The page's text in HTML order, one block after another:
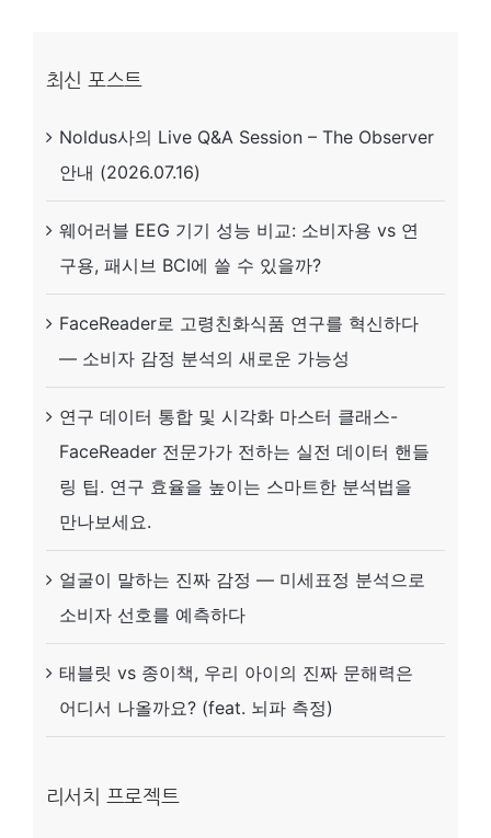
제
‘뇌
간
증
명
하
세
요.
최신 포스트
Noldus사의 Live Q&A Session – The Observer
안내 (2026.07.16)
웨어러블 EEG 기기 성능 비교: 소비자용 vs 연
구용, 패시브 BCI에 쓸 수 있을까?
FaceReader로 고령친화식품 연구를 혁신하다
— 소비자 감정 분석의 새로운 가능성
연구 데이터 통합 및 시각화 마스터 클래스-
FaceReader 전문가가 전하는 실전 데이터 핸들
링 팁. 연구 효율을 높이는 스마트한 분석법을
만나보세요.
얼굴이 말하는 진짜 감정 — 미세표정 분석으로
소비자 선호를 예측하다
태블릿 vs 종이책, 우리 아이의 진짜 문해력은
어디서 나올까요? (feat. 뇌파 측정)
리서치 프로젝트